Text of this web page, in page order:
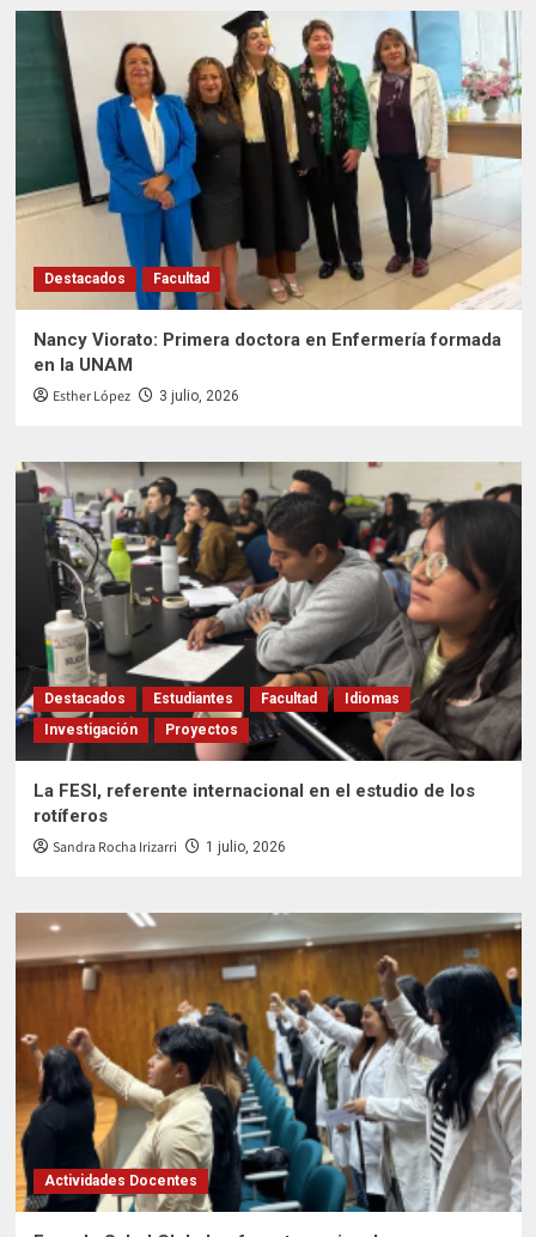
Destacados Facultad
Nancy Viorato: Primera doctora en Enfermería formada
en la UNAM
Esther López 3 julio, 2026
Destacados Estudiantes Facultad
Idiomas
Investigación
Proyectos
La FESI, referente internacional en el estudio de los
rotíferos
Sandra Rocha Irizarri 1 julio, 2026
Actividades Docentes